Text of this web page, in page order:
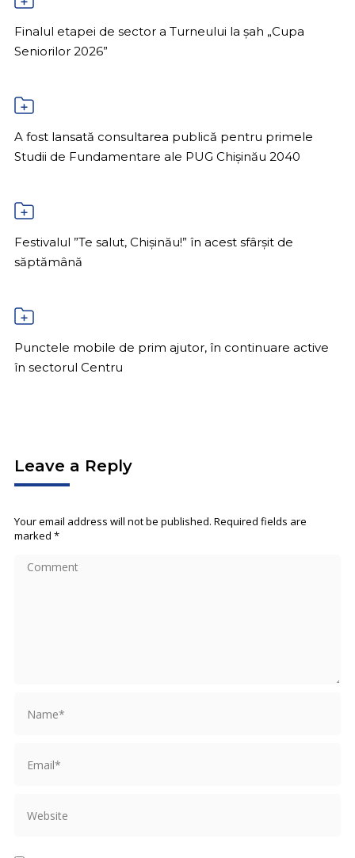
Finalul etapei de sector a Turneului la șah „Cupa
Seniorilor 2026”
A fost lansată consultarea publică pentru primele
Studii de Fundamentare ale PUG Chișinău 2040
Festivalul ”Te salut, Chișinău!” în acest sfârșit de
săptămână
Punctele mobile de prim ajutor, în continuare active
în sectorul Centru
Leave a Reply
Your email address will not be published. Required fields are
marked *
Comment